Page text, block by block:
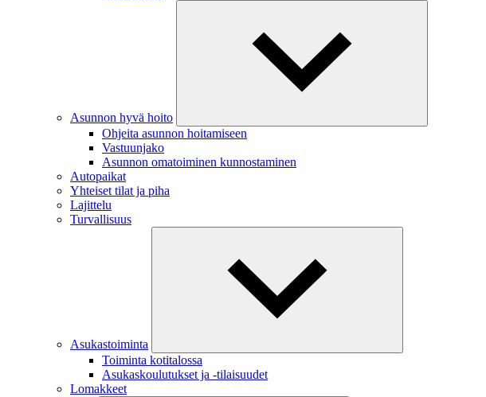
Asunnon hyvä hoito
Ohjeita asunnon hoitamiseen
Vastuunjako
Asunnon omatoiminen kunnostaminen
Autopaikat
Yhteiset tilat ja piha
Lajittelu
Turvallisuus
Asukastoiminta
Toiminta kotitalossa
Asukaskoulutukset ja -tilaisuudet
Lomakkeet